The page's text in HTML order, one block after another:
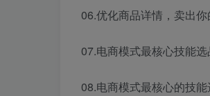
06.优化商品详情，卖出
07.电商模式最核心技能
08.电商模式最核心的技